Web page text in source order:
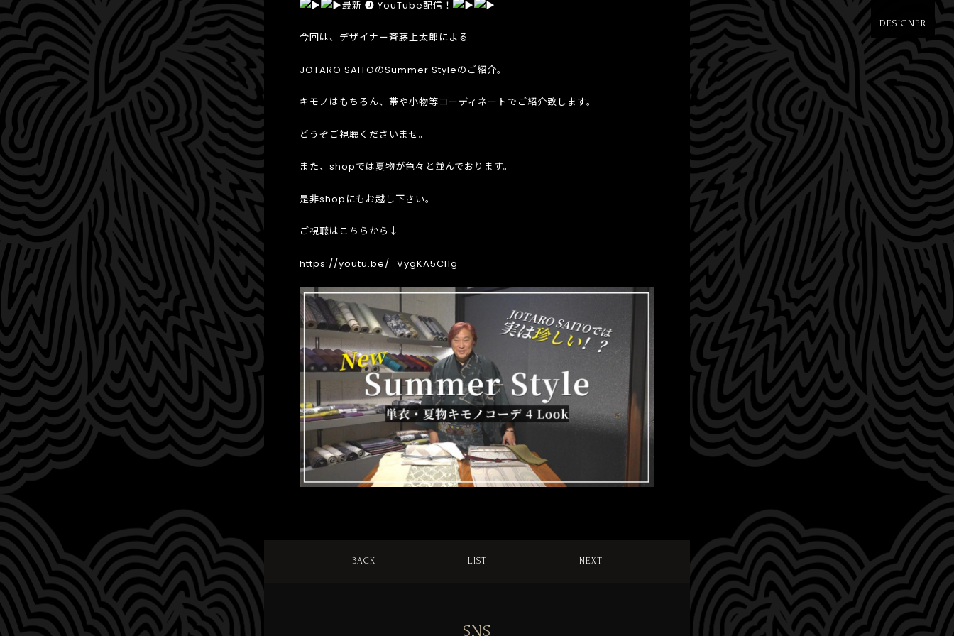
DESIGNER
最新 🅙 YouTube配信！
今回は、デザイナー斉藤上太郎による
JOTARO SAITOのSummer Styleのご紹介。
キモノはもちろん、帯や小物等コーディネートでご紹介致します。
どうぞご視聴くださいませ。
また、shopでは夏物が色々と並んでおります。
是非shopにもお越し下さい。
ご視聴はこちらから↓
https://youtu.be/_VygKA5CI1g
BACK LIST NEXT
SNS